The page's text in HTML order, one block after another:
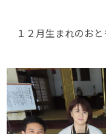
１２月生まれのお